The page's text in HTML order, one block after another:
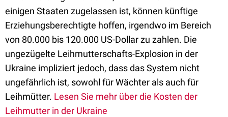
einigen Staaten zugelassen ist, können künftige
Erziehungsberechtigte hoffen, irgendwo im Bereich
von 80.000 bis 120.000 US-Dollar zu zahlen. Die
ungezügelte Leihmutterschafts-Explosion in der
Ukraine impliziert jedoch, dass das System nicht
ungefährlich ist, sowohl für Wächter als auch für
Leihmütter. Lesen Sie mehr über die Kosten der
Leihmutter in der Ukraine